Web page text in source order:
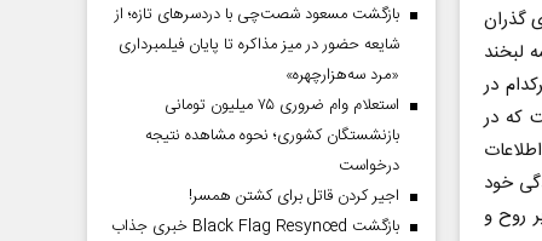
گذران
لبخند
در
که در
خود
روح و
بازگشت مسعود شصت‌چی با دردسر‌های تازه؛ از
شایعه حضور در میز مذاکره تا پایان فیلمبرداری
«مرد سه‌هزارچهره»
استعلام وام ضروری ۷۵ میلیون تومانی
بازنشستگان کشوری؛ نحوه مشاهده نتیجه
درخواست
اجیر کردن قاتل برای کشتن همسر!
بازگشت Black Flag Resynced خبری جذاب